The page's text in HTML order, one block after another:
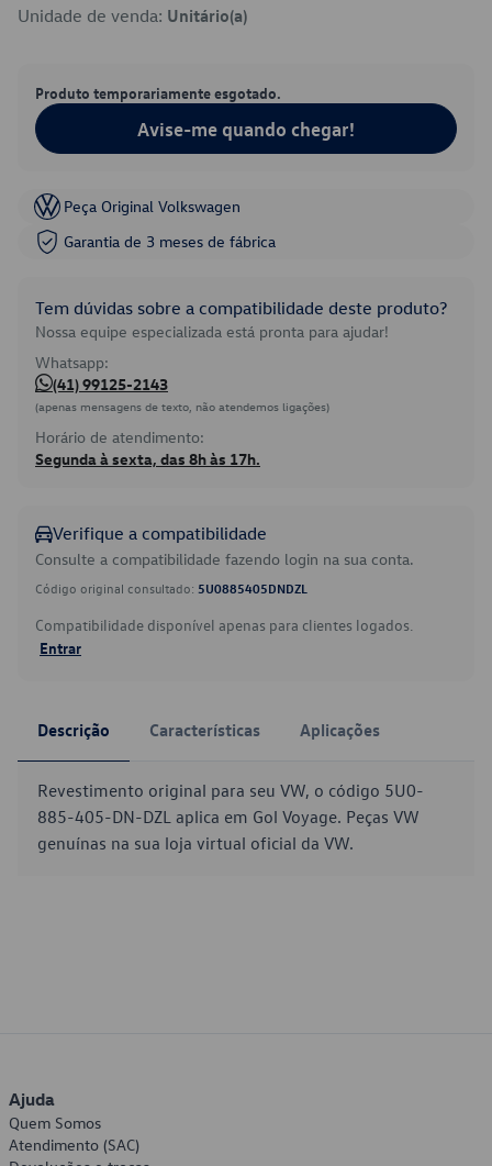
Unidade de venda: Unitário(a)
Produto temporariamente esgotado.
Avise-me quando chegar!
Peça Original Volkswagen
Garantia de 3 meses de fábrica
Tem dúvidas sobre a compatibilidade deste produto?
Nossa equipe especializada está pronta para ajudar!
Whatsapp:
(41) 99125-2143
(apenas mensagens de texto, não atendemos ligações)
Horário de atendimento:
Segunda à sexta, das 8h às 17h.
Verifique a compatibilidade
Consulte a compatibilidade fazendo login na sua conta.
Código original consultado: 5U0885405DNDZL
Compatibilidade disponível apenas para clientes logados.
Entrar
Descrição Características Aplicações
Revestimento original para seu VW, o código 5U0-
885-405-DN-DZL aplica em Gol Voyage. Peças VW
genuínas na sua loja virtual oficial da VW.
Ajuda
Quem Somos
Atendimento (SAC)